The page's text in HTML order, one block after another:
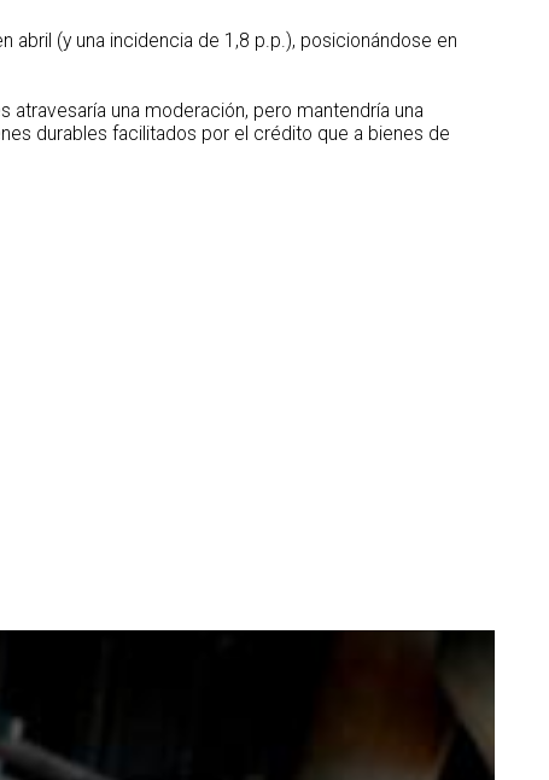
(y una incidencia de 1,8 p.p.), posicionándose en
una moderación, pero mantendría una
durables facilitados por el crédito que a bienes de